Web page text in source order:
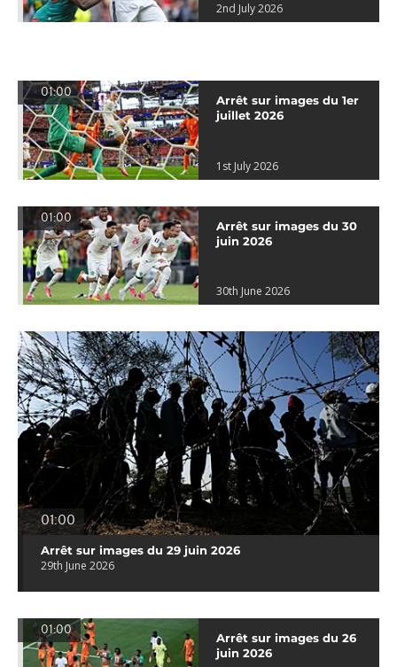
2nd July 2026
01:00
Arrêt sur images du 1er
juillet 2026
1st July 2026
01:00
Arrêt sur images du 30
juin 2026
30th June 2026
01:00
Arrêt sur images du 29 juin 2026
29th June 2026
01:00
Arrêt sur images du 26
juin 2026